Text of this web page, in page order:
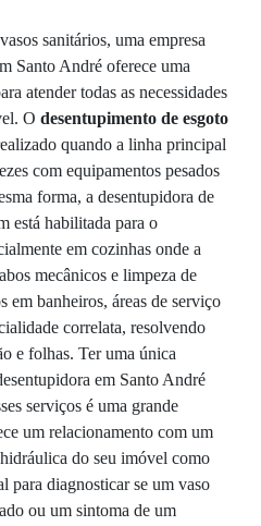
sanitários, uma empresa
Santo André oferece uma
atender todas as necessidades
O desentupimento de esgoto
quando a linha principal
com equipamentos pesados
forma, a desentupidora de
está habilitada para o
em cozinhas onde a
mecânicos e limpeza de
em banheiros, áreas de serviço
correlata, resolvendo
e folhas. Ter uma única
em Santo André
serviços é uma grande
um relacionamento com um
do seu imóvel como
para diagnosticar se um vaso
ou um sintoma de um